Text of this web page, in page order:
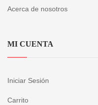
Acerca de nosotros
MI CUENTA
Iniciar Sesión
Carrito